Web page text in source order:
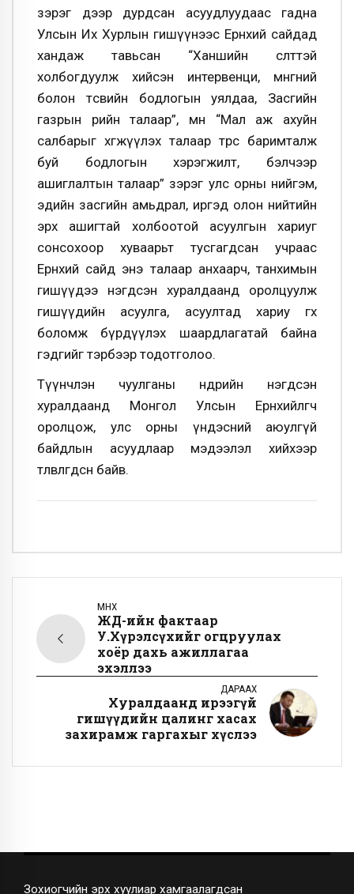
зэрэг дээр дурдсан асуудлуудаас гадна
Улсын Их Хурлын гишүүнээс Ерөнхий сайдад
хандаж тавьсан “Ханшийн өсөлттэй
холбогдуулж хийсэн интервенци, мөнгөний
болон төсвийн бодлогын уялдаа, Засгийн
газрын өрийн талаар”, мөн “Мал аж ахуйн
салбарыг хөгжүүлэх талаар төрөөс баримталж
буй бодлогын хэрэгжилт, бэлчээр
ашиглалтын талаар” зэрэг улс орны нийгэм,
эдийн засгийн амьдрал, иргэд олон нийтийн
эрх ашигтай холбоотой асуулгын хариуг
сонсохоор хуваарьт тусгагдсан учраас
Ерөнхий сайд энэ талаар анхаарч, танхимын
гишүүдээ нэгдсэн хуралдаанд оролцуулж
гишүүдийн асуулга, асуултад хариу өгөх
боломж бүрдүүлэх шаардлагатай байна
гэдгийг тэрбээр тодотголоо.
Түүнчлэн чуулганы өнөөдрийн нэгдсэн
хуралдаанд Монгол Улсын Ерөнхийлөгч
оролцож, улс орны үндэсний аюулгүй
байдлын асуудлаар мэдээлэл хийхээр
төлөвлөгдсөн байв.
ӨМНӨХ
ЖДҮ-ийн фактаар
У.Хүрэлсүхийг огцруулах
хоёр дахь ажиллагаа
эхэллээ
ДАРААХ
Хуралдаанд ирээгүй
гишүүдийн цалинг хасах
захирамж гаргахыг хүслээ
Зохиогчийн эрх хуулиар хамгаалагдсан